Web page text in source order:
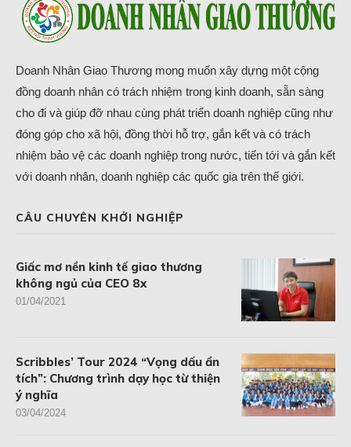
Doanh Nhân Giao Thương mong muốn xây dựng một cộng
đồng doanh nhân có trách nhiệm trong kinh doanh, sẵn sàng
cho đi và giúp đỡ nhau cùng phát triển doanh nghiệp cũng như
đóng góp cho xã hội, đồng thời hỗ trợ, gắn kết và có trách
nhiệm bảo vệ các doanh nghiệp trong nước, tiến tới và gắn kết
với doanh nhân, doanh nghiệp các quốc gia trên thế giới.
CÂU CHUYÊN KHỞI NGHIỆP
Giấc mơ nền kinh tế giao thương
không ngủ của CEO 8x
01/04/2021
Scribbles’ Tour 2024 “Vọng dấu ẩn
tích”: Chương trình dạy học từ thiện
ý nghĩa
03/04/2024